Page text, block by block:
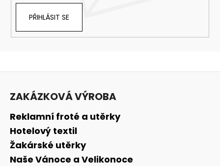
PŘIHLÁSIT SE
ZAKÁZKOVÁ VÝROBA
Reklamní froté a utěrky
Hotelový textil
Žakárské utěrky
Naše Vánoce a Velikonoce